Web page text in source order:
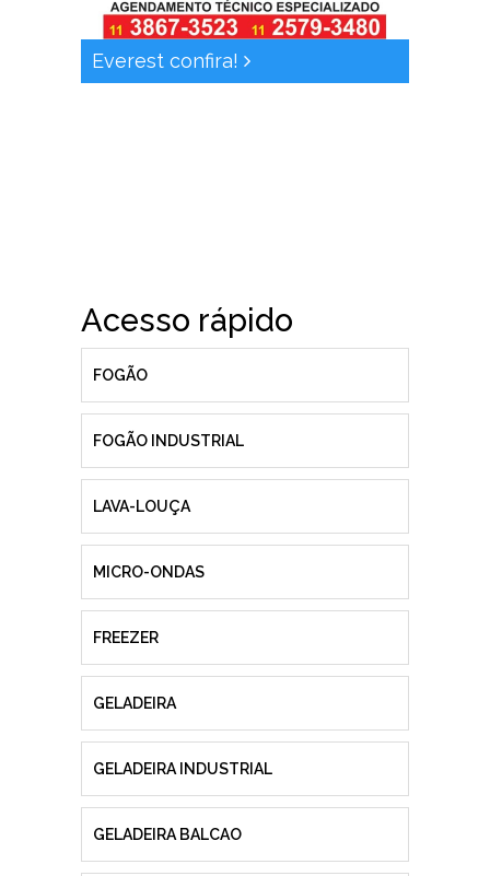
Everest confira!
Acesso rápido
FOGÃO
FOGÃO INDUSTRIAL
LAVA-LOUÇA
MICRO-ONDAS
FREEZER
GELADEIRA
GELADEIRA INDUSTRIAL
GELADEIRA BALCAO